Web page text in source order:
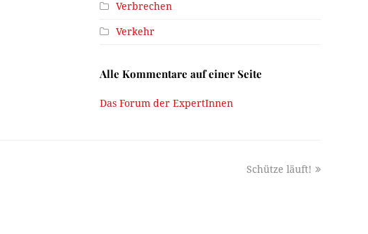
Verbrechen
Verkehr
Alle Kommentare auf einer Seite
Das Forum der ExpertInnen
next
Schütze läuft!